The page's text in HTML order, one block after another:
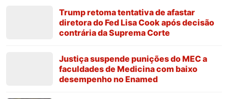
Trump retoma tentativa de afastar
diretora do Fed Lisa Cook após decisão
contrária da Suprema Corte
Justiça suspende punições do MEC a
faculdades de Medicina com baixo
desempenho no Enamed